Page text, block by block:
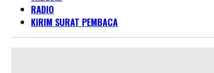
RADIO
KIRIM SURAT PEMBACA